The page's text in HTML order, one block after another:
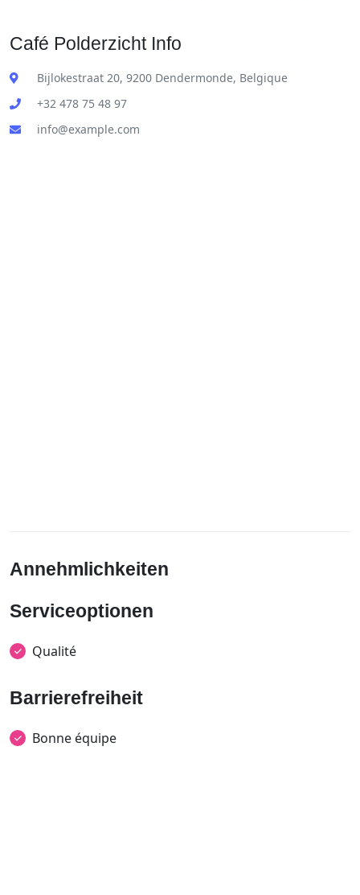
Café Polderzicht Info
Bijlokestraat 20, 9200 Dendermonde, Belgique
+32 478 75 48 97
info@example.com
Annehmlichkeiten
Serviceoptionen
Qualité
Barrierefreiheit
Bonne équipe